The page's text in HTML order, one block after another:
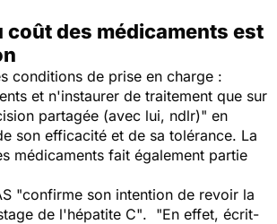
coût des médicaments est
conditions de prise en charge :
et n'instaurer de traitement que sur
partagée (avec lui, ndlr)" en
son efficacité et de sa tolérance. La
médicaments fait également partie
"confirme son intention de revoir la
de l'hépatite C". "En effet, écrit-